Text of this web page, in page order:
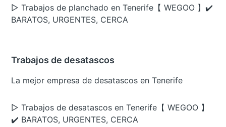
▷ Trabajos de planchado en Tenerife【 WEGOO 】✔️
BARATOS, URGENTES, CERCA
Trabajos de desatascos
La mejor empresa de desatascos en Tenerife
▷ Trabajos de desatascos en Tenerife【 WEGOO 】
✔️ BARATOS, URGENTES, CERCA